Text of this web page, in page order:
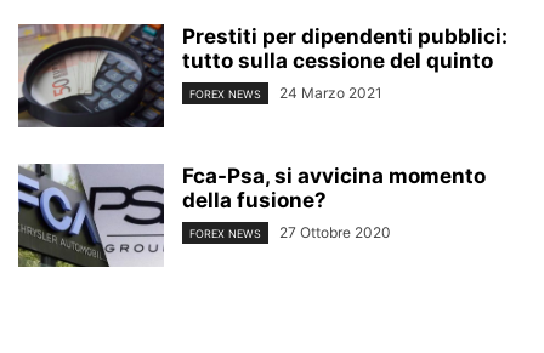
Prestiti per dipendenti pubblici:
tutto sulla cessione del quinto
FOREX NEWS 24 Marzo 2021
Fca-Psa, si avvicina momento
della fusione?
FOREX NEWS 27 Ottobre 2020